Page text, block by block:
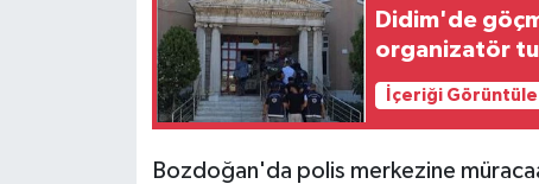
Didim'de
organizatör
İçeriği Görüntüle
Bozdoğan'da polis merkezine